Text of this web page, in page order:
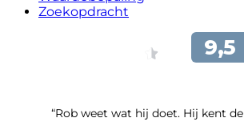
Zoekopdracht
“Rob weet wat hij doet. Hij kent de